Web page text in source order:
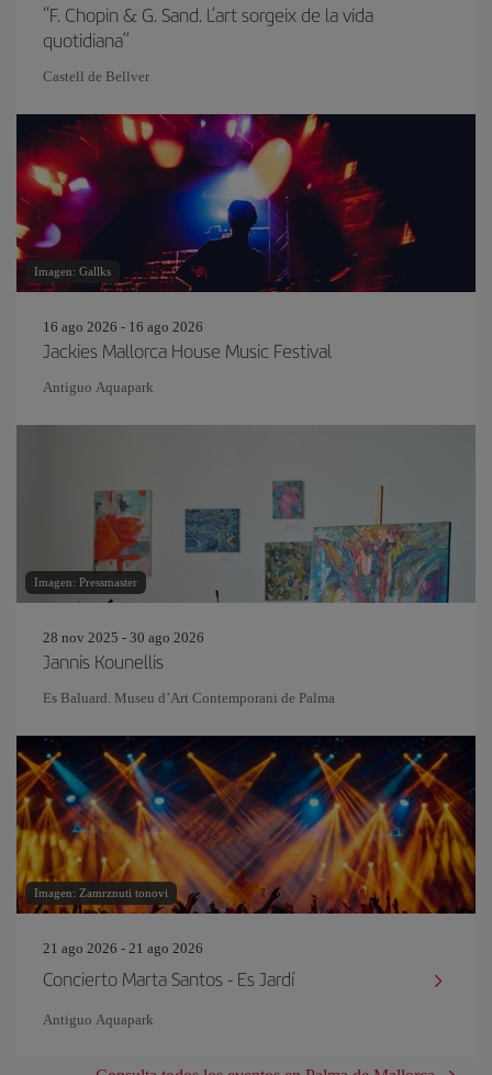
“F. Chopin & G. Sand. L’art sorgeix de la vida
quotidiana”
Castell de Bellver
Imagen: Gallks
16 ago 2026 - 16 ago 2026
Jackies Mallorca House Music Festival
Antiguo Aquapark
Imagen: Pressmaster
28 nov 2025 - 30 ago 2026
Jannis Kounellis
Es Baluard. Museu d’Art Contemporani de Palma
Imagen: Zamrznuti tonovi
21 ago 2026 - 21 ago 2026
Concierto Marta Santos - Es Jardí
Antiguo Aquapark